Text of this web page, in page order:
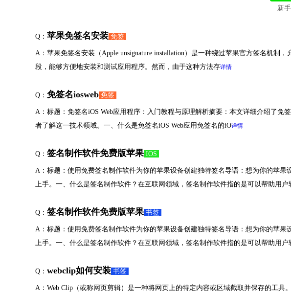
新
Q： 苹果免签名安装 免签
A：苹果免签名安装（Apple unsignature installation）是一种绕过苹果官方签名机
段，能够方便地安装和测试应用程序。然而，由于这种方法存详情
Q： 免签名iosweb 免签
A：标题：免签名iOS Web应用程序：入门教程与原理解析摘要：本文详细介绍了免
者了解这一技术领域。一、什么是免签名iOS Web应用免签名的iO详情
Q： 签名制作软件免费版苹果 IOS
A：标题：使用免费签名制作软件为你的苹果设备创建独特签名导语：想为你的苹
上手。一、什么是签名制作软件？在互联网领域，签名制作软件指的是可以帮助用户
Q： 签名制作软件免费版苹果 书签
A：标题：使用免费签名制作软件为你的苹果设备创建独特签名导语：想为你的苹
上手。一、什么是签名制作软件？在互联网领域，签名制作软件指的是可以帮助用户
Q： webclip如何安装 书签
A：Web Clip（或称网页剪辑）是一种将网页上的特定内容或区域截取并保存的工具